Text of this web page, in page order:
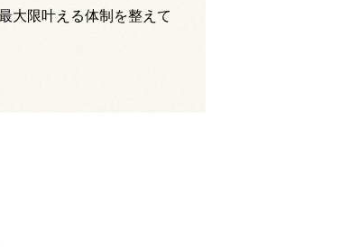
大限叶える体制を整えて